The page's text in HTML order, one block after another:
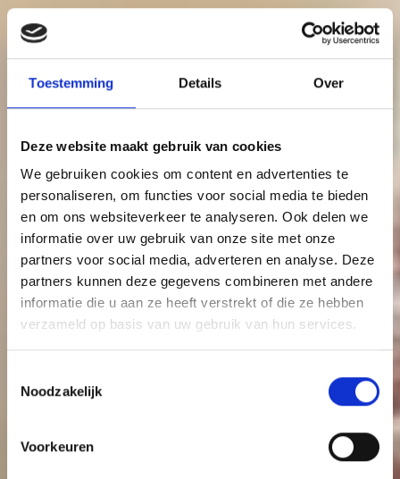
Toestemming Details Over
Deze website maakt gebruik van cookies
We gebruiken cookies om content en advertenties te
personaliseren, om functies voor social media te bieden
en om ons websiteverkeer te analyseren. Ook delen we
informatie over uw gebruik van onze site met onze
partners voor social media, adverteren en analyse. Deze
partners kunnen deze gegevens combineren met andere
informatie die u aan ze heeft verstrekt of die ze hebben
verzameld op basis van uw gebruik van hun services.
Noodzakelijk
Voorkeuren